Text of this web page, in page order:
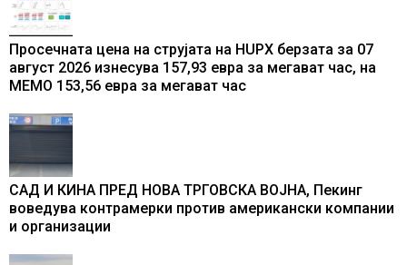
Просечната цена на струјата на HUPX берзата за 07
август 2026 изнесува 157,93 евра за мегават час, на
МЕМО 153,56 евра за мегават час
САД И КИНА ПРЕД НОВА ТРГОВСКА ВОЈНА, Пекинг
воведува контрамерки против американски компании
и организации